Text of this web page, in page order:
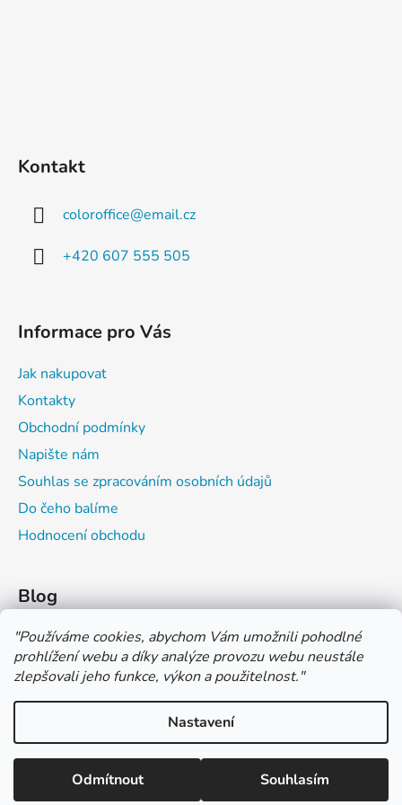
"Používáme cookies, abychom Vám umožnili pohodlné
prohlížení webu a díky analýze provozu webu neustále
zlepšovali jeho funkce, výkon a použitelnost."
Nastavení
Odmítnout Souhlasím
*** TUČNĚ ZVÝRAZNĚNÁ CENA U PRODUKTU JE CENA BEZ DPH
*** Vážení zákazníci, pokud při objednávce zvolíte platbu "PLATBA
NA FAKTURU (PLATBA PŘEDEM)" NEPLAŤTE prosím za zboží
ihned po ukončení objednávky. PLATEBNÍ ÚDAJE VÁM BUDOU
Kontakt
coloroffice@email.cz
+420 607 555 505
Informace pro Vás
Jak nakupovat
Kontakty
Obchodní podmínky
Napište nám
Souhlas se zpracováním osobních údajů
Do čeho balíme
Hodnocení obchodu
Blog
Čím můžeš psát do sešitu?
Jak na číslování sešitů
Značení tvrdosti grafitových tužek
Vytvořil Shoptet
Copyright 2026COLOR OFFICE s.r.o.. Všechna práva